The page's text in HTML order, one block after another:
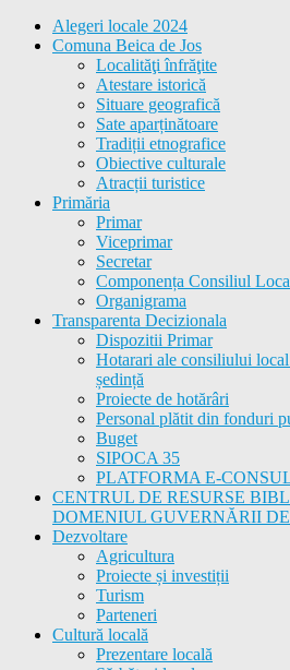
Alegeri locale 2024
Comuna Beica de Jos
Localităţi înfrăţite
Atestare istorică
Situare geografică
Sate aparținătoare
Tradiții etnografice
Obiective culturale
Atracții turistice
Primăria
Primar
Viceprimar
Secretar
Componența Consiliul
Organigrama
Transparenta Decizionala
Dispozitii Primar
Hotarari ale consiliului
ședință
Proiecte de hotărâri
Personal plătit din fonduri
Buget
SIPOCA 35
PLATFORMA E-
CENTRUL DE RESURSE
DOMENIUL GUVERNĂRII
Dezvoltare
Agricultura
Proiecte și investiții
Turism
Parteneri
Cultură locală
Prezentare locală